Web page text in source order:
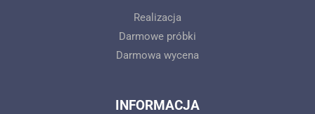
Realizacja
Darmowe próbki
Darmowa wycena
INFORMACJA